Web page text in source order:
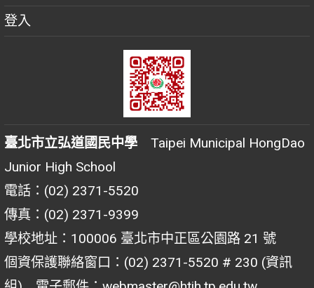
登入
臺北市立弘道國民中學 Taipei Municipal HongDao
Junior High School
電話：(02) 2371-5520
傳真：(02) 2371-9399
學校地址：100006 臺北市中正區公園路 21 號
個資保護聯絡窗口：(02) 2371-5520 # 230 (資訊